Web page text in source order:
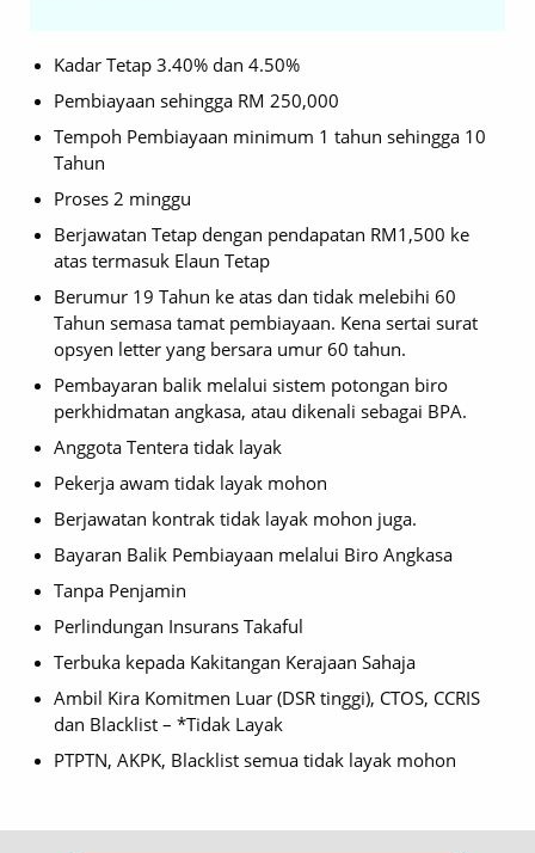
Kadar Tetap 3.40% dan 4.50%
Pembiayaan sehingga RM 250,000
Tempoh Pembiayaan minimum 1 tahun sehingga 10
Tahun
Proses 2 minggu
Berjawatan Tetap dengan pendapatan RM1,500 ke
atas termasuk Elaun Tetap
Berumur 19 Tahun ke atas dan tidak melebihi 60
Tahun semasa tamat pembiayaan. Kena sertai surat
opsyen letter yang bersara umur 60 tahun.
Pembayaran balik melalui sistem potongan biro
perkhidmatan angkasa, atau dikenali sebagai BPA.
Anggota Tentera tidak layak
Pekerja awam tidak layak mohon
Berjawatan kontrak tidak layak mohon juga.
Bayaran Balik Pembiayaan melalui Biro Angkasa
Tanpa Penjamin
Perlindungan Insurans Takaful
Terbuka kepada Kakitangan Kerajaan Sahaja
Ambil Kira Komitmen Luar (DSR tinggi), CTOS, CCRIS
dan Blacklist – *Tidak Layak
PTPTN, AKPK, Blacklist semua tidak layak mohon